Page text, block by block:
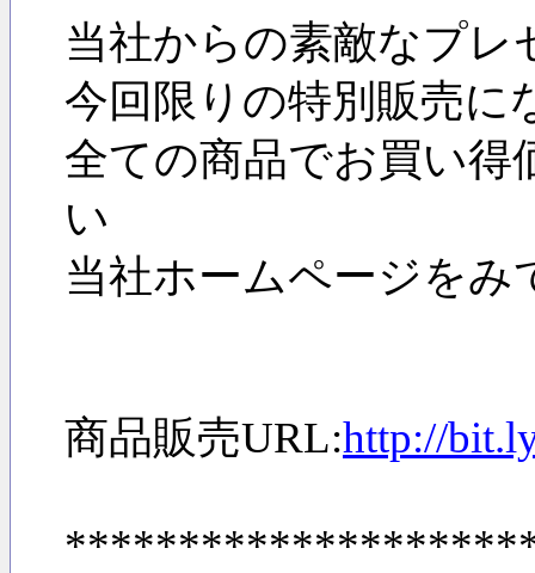
当社からの素敵なプ
今回限りの特別販売に
全ての商品でお買い
い
当社ホームページをみ
商品販売URL:http://